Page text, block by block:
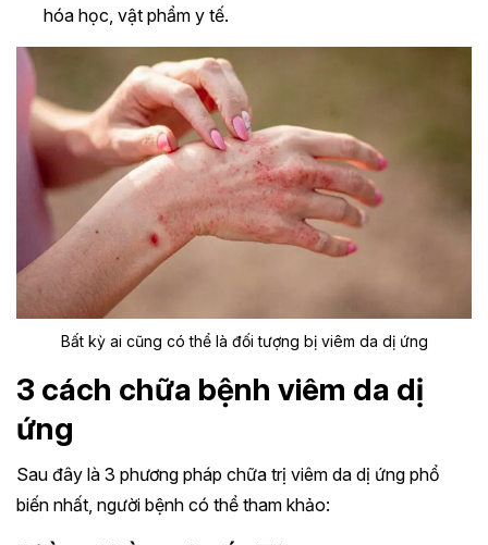
hóa học, vật phẩm y tế.
Bất kỳ ai cũng có thể là đối tượng bị viêm da dị ứng
3 cách chữa bệnh viêm da dị
ứng
Sau đây là 3 phương pháp chữa trị viêm da dị ứng phổ
biến nhất, người bệnh có thể tham khảo: